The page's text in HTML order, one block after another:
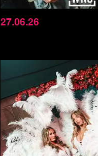
27.06.26